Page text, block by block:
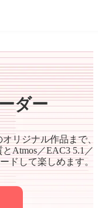
ダー
リジナル作品まで、
Atmos／EAC3 5.1／
ドして楽しめます。